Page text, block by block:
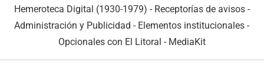
Hemeroteca Digital (1930-1979) - Receptorías de avisos -
Administración y Publicidad - Elementos institucionales -
Opcionales con El Litoral - MediaKit